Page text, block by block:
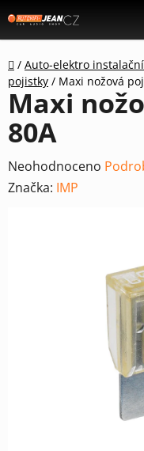
na
obsah
Domů
/ Auto-elektro
pojistky / Maxi nožová
Maxi
80A
Průměrné
hodnocení
Neohodnoceno
Značka: IMP